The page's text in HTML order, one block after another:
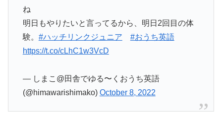
ね
明日もやりたいと言ってるから、明日2回目の体
験。 #ハッチリンクジュニア
#おうち英語
https://t.co/cLhC1w3VcD
— しまこ@田舎でゆる〜くおうち英語
(@himawarishimako) October 8, 2022